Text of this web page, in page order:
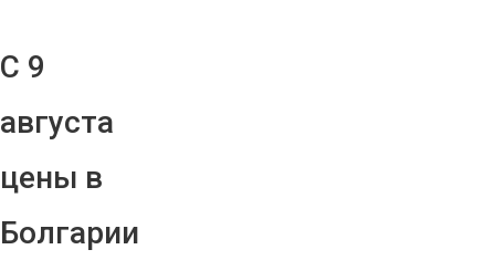
С 9
августа
цены в
Болгарии